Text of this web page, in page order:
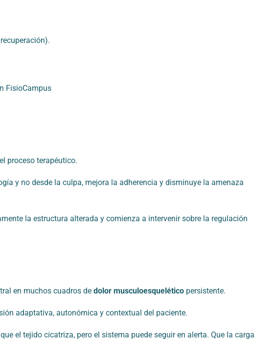
FisioCampus
proceso terapéutico.
y no desde la culpa, mejora la adherencia y disminuye la amenaza
la estructura alterada y comienza a intervenir sobre la regulación
en muchos cuadros de dolor musculoesquelético persistente.
adaptativa, autonómica y contextual del paciente.
el tejido cicatriza, pero el sistema puede seguir en alerta. Que la carga